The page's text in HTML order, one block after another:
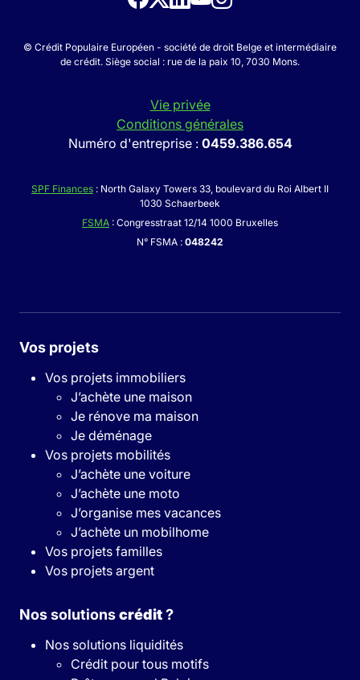
© Crédit Populaire Européen - société de droit Belge et intermédiaire
de crédit. Siège social : rue de la paix 10, 7030 Mons.
Vie privée
Conditions générales
Numéro d'entreprise : 0459.386.654
SPF Finances : North Galaxy Towers 33, boulevard du Roi Albert II
1030 Schaerbeek
FSMA : Congresstraat 12/14 1000 Bruxelles
N° FSMA : 048242
Vos projets
Vos projets immobiliers
J’achète une maison
Je rénove ma maison
Je déménage
Vos projets mobilités
J’achète une voiture
J’achète une moto
J’organise mes vacances
J’achète un mobilhome
Vos projets familles
Vos projets argent
Nos solutionscrédit?
Nos solutions liquidités
Crédit pour tous motifs